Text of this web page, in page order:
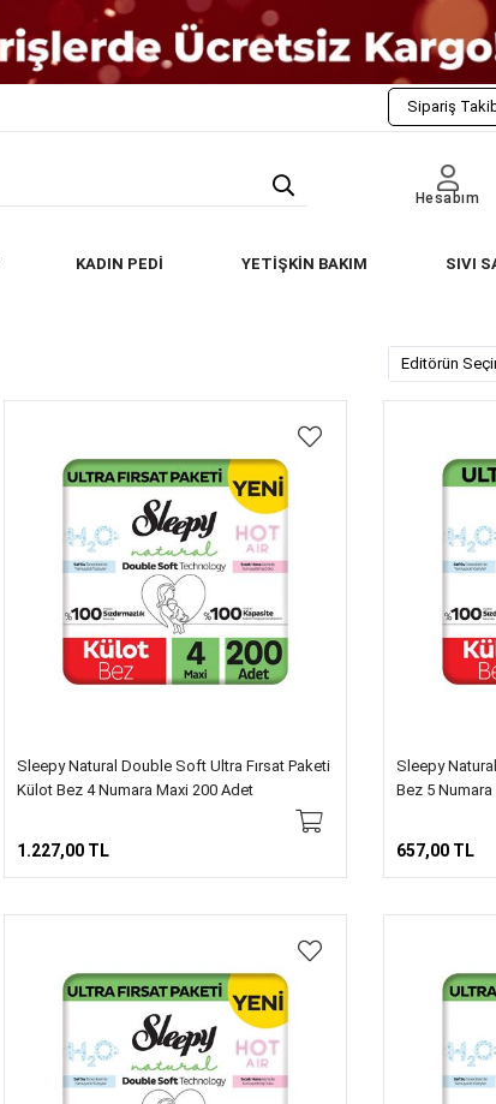
Sipariş
Hesabım
KADIN PEDİ YETİŞKİN BAKIM SIVI
Sleepy Natural Double Soft Ultra Fırsat Paketi
Külot Bez 4 Numara Maxi 200 Adet
1.227,00 TL
Sleepy
Bez 5
657,00 TL